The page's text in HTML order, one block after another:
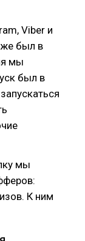
Viber и
был в
мы
был в
мы
К ним